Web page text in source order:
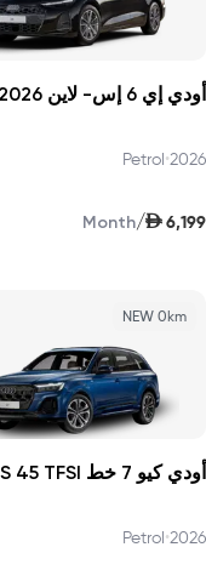
أودي إي 6 إس- لاين 2026
2026
•
Petrol
AED 6,199
/
Month
NEW 0km
2026
•
Petrol